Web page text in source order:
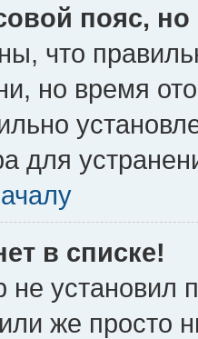
пояс,
что
но время
для
в списке!
не установил
же просто